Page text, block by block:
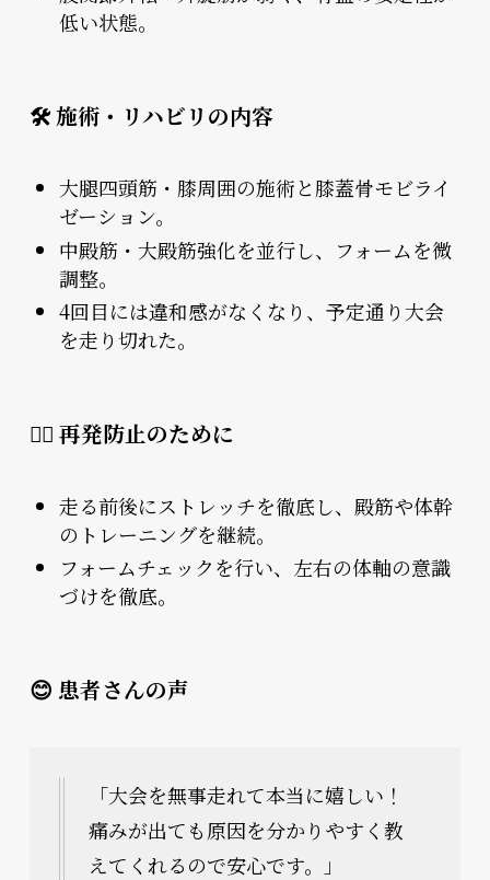
低い状態。
🛠 施術・リハビリの内容
大腿四頭筋・膝周囲の施術と膝蓋骨モビライ
ゼーション。
中殿筋・大殿筋強化を並行し、フォームを微
調整。
4回目には違和感がなくなり、予定通り大会
を走り切れた。
🏃‍♂️ 再発防止のために
走る前後にストレッチを徹底し、殿筋や体幹
のトレーニングを継続。
フォームチェックを行い、左右の体軸の意識
づけを徹底。
😊 患者さんの声
「大会を無事走れて本当に嬉しい！
痛みが出ても原因を分かりやすく教
えてくれるので安心です。」